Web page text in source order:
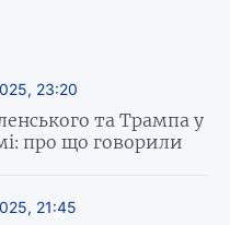
23:20
та Трампа у
про що говорили
21:45